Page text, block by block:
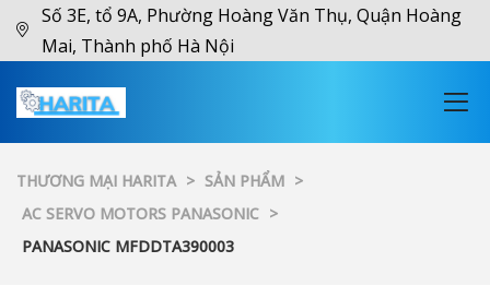
Số 3E, tổ 9A, Phường Hoàng Văn Thụ, Quận Hoàng
Mai, Thành phố Hà Nội
THƯƠNG MẠI HARITA > SẢN PHẨM >
AC SERVO MOTORS PANASONIC >
PANASONIC MFDDTA390003